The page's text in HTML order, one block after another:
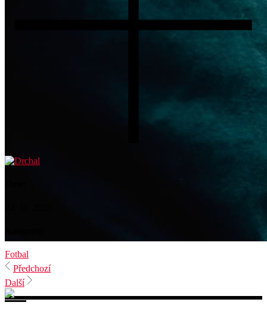
Fotbal
Předchozí
Další